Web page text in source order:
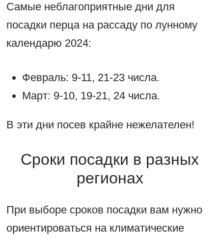
Самые неблагоприятные дни для
посадки перца на рассаду по лунному
календарю 2024:
Февраль: 9-11, 21-23 числа.
Март: 9-10, 19-21, 24 числа.
В эти дни посев крайне нежелателен!
Сроки посадки в разных
регионах
При выборе сроков посадки вам нужно
ориентироваться на климатические